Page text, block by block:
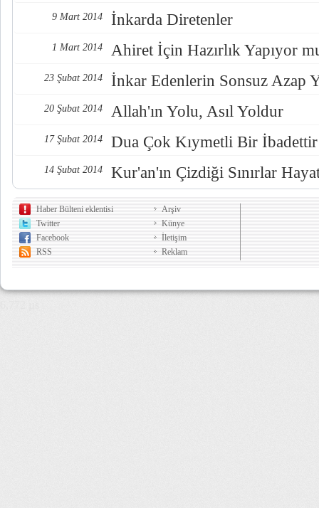
9 Mart 2014 İnkarda Diretenler
1 Mart 2014 Ahiret İçin Hazırlık Yapıyor
23 Şubat 2014 İnkar Edenlerin Sonsuz Azap
20 Şubat 2014 Allah'ın Yolu, Asıl Yoldur
17 Şubat 2014 Dua Çok Kıymetli Bir İbadettir
14 Şubat 2014 Kur'an'ın Çizdiği Sınırlar
Haber Bülteni eklentisi
Twitter
Facebook
RSS
Arşiv
Künye
İletişim
Reklam